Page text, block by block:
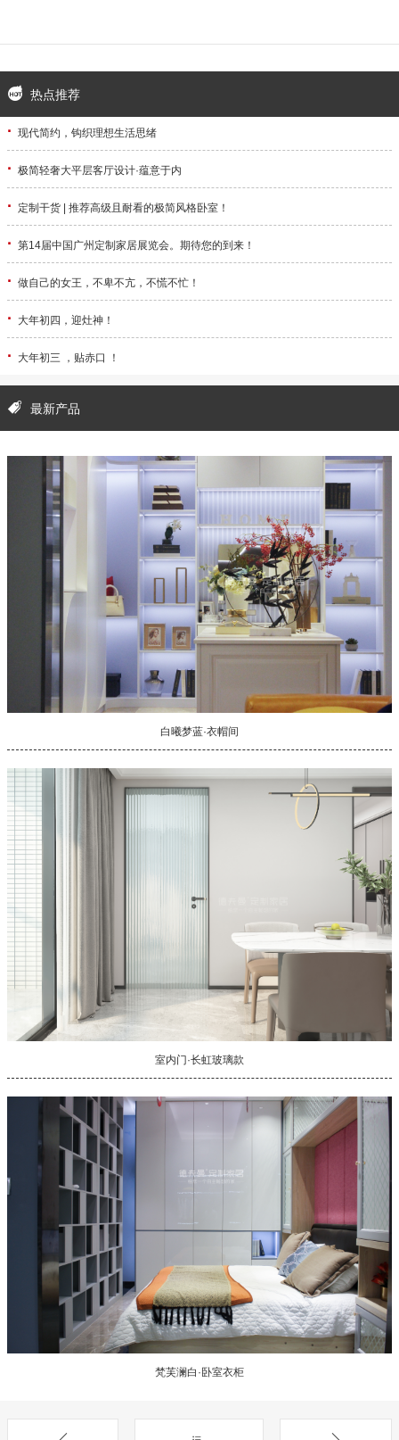
热点推荐
· 现代简约，钩织理想生活思绪
· 极简轻奢大平层客厅设计·蕴意于内
· 定制干货 | 推荐高级且耐看的极简风格卧室！
· 第14届中国广州定制家居展览会。期待您的到来！
· 做自己的女王，不卑不亢，不慌不忙！
· 大年初四，迎灶神！
· 大年初三 ，贴赤口 ！
最新产品
白曦梦蓝·衣帽间
室内门·长虹玻璃款
梵芙澜白·卧室衣柜